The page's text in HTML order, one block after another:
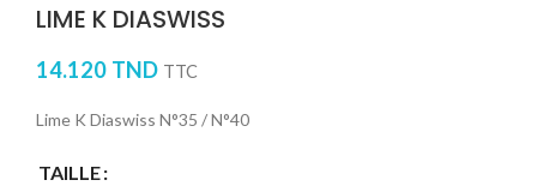
LIME K DIASWISS
14.120 TND TTC
Lime K Diaswiss N°35 / N°40
TAILLE